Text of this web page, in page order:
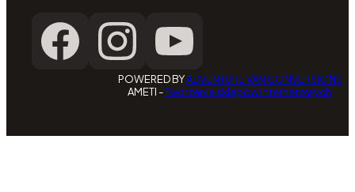
POWERED BYADVENTURE VAN CONVERSIONS
AMETI -Tworzenie sklepów internetowych